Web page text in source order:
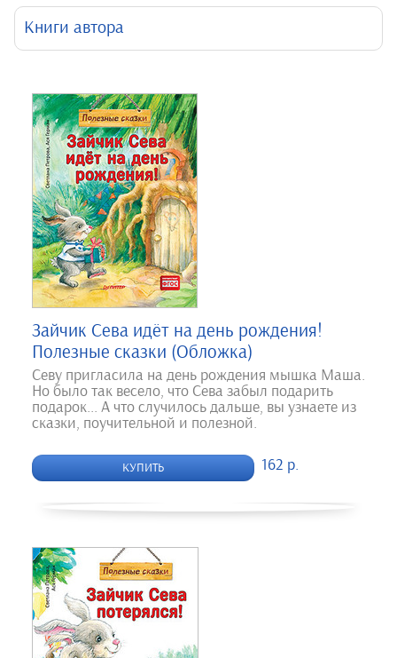
Книги автора
Зайчик Сева идёт на день рождения!
Полезные сказки (Обложка)
Севу пригласила на день рождения мышка Маша.
Но было так весело, что Сева забыл подарить
подарок... А что случилось дальше, вы узнаете из
сказки, поучительной и полезной.
КУПИТЬ 162 р.